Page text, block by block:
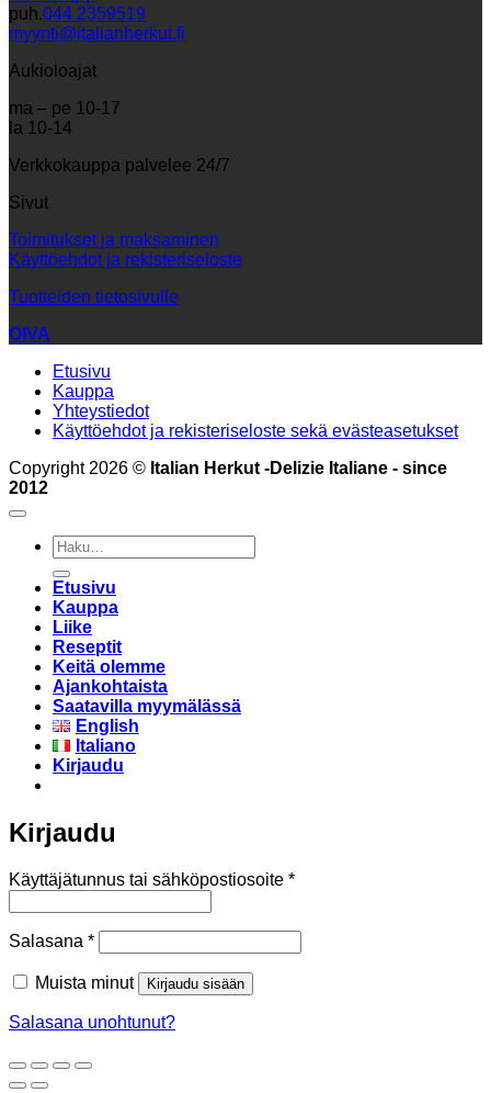
puh.044 2359519
myynti@italianherkut.fi
Aukioloajat
ma – pe 10-17
la 10-14
Verkkokauppa palvelee 24/7
Sivut
Toimitukset ja maksaminen
Käyttöehdot ja rekisteriseloste
Tuotteiden tietosivulle
OIVA
Etusivu
Kauppa
Yhteystiedot
Käyttöehdot ja rekisteriseloste sekä evästeasetukset
Copyright 2026 © Italian Herkut -Delizie Italiane - since
2012
Etsi:
Etusivu
Kauppa
Liike
Reseptit
Keitä olemme
Ajankohtaista
Saatavilla myymälässä
English
Italiano
Kirjaudu
Kirjaudu
Käyttäjätunnus tai sähköpostiosoite *Vaaditaan
Salasana *Vaaditaan
Muista minut Kirjaudu sisään
Salasana unohtunut?